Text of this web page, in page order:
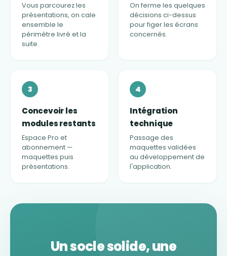
Vous parcourez les
présentations, on cale
ensemble le
périmètre livré et la
suite.
On ferme les quelques
décisions ci-dessus
pour figer les écrans
concernés.
3
Concevoir les
modules restants
Espace Pro et
abonnement —
maquettes puis
présentations.
4
Intégration
technique
Passage des
maquettes validées
au développement de
l'application.
Un socle solide, une